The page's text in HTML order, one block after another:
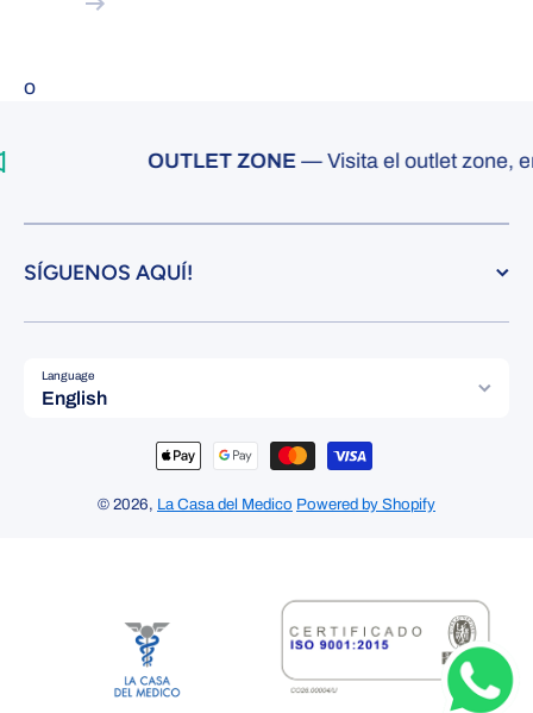
o
OUTLET ZONE— Visita el outlet zone,
SÍGUENOS AQUÍ!
Language
English
Payment methods
© 2026, La Casa del Medico Powered by Shopify